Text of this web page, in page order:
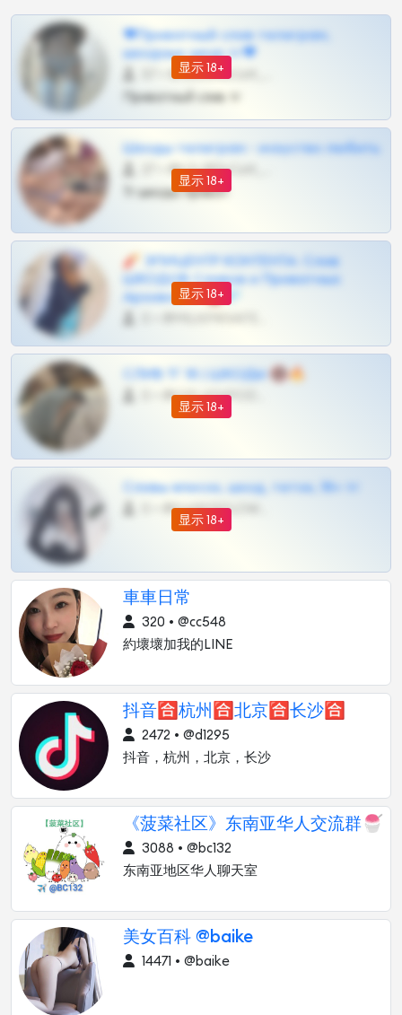
显示 18+
❤Приватный слив телеграм,
шкодных шкур тг❤
Приватный слив тг
显示 18+
Шкоды телеграм - искуство любить
Тг шкоды приват
显示 18+
🧨 ЭПИЦЕНТР КОНТЕНТА: Слив
ШКОДОВ Сливов и Приватных
Архивов ТГ 🔞💎
显示 18+
СЛИВ ТГ 18 | ШКОДЫ 🔞🔥
显示 18+
Сливы вписок, шкод, теток, 18+ тг
車車日常
320 • @cc548
約壞壞加我的LINE
抖音🈴杭州🈴北京🈴长沙🈴
2472 • @d1295
抖音，杭州，北京，长沙
《菠菜社区》东南亚华人交流群🍧
3088 • @bc132
东南亚地区华人聊天室
美女百科 @baike
14471 • @baike